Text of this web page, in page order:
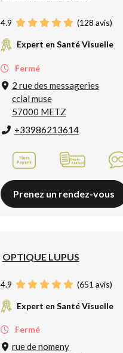
4.9 (128 avis)
Expert en Santé Visuelle
Fermé
2 rue des messageries
ccial muse
57000 METZ
+33986213614
Prenez un rendez-vous
OPTIQUE LUPUS
4.9 (651 avis)
Expert en Santé Visuelle
Fermé
rue de nomeny